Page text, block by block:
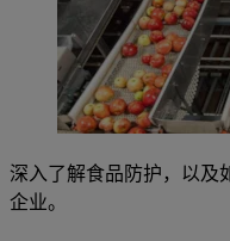
深入了解食品防护，以及
企业。